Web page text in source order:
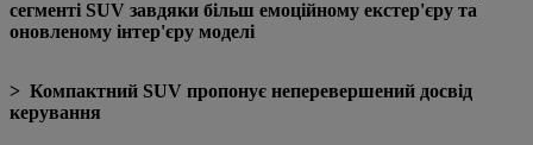
сегменті SUV завдяки більш емоційному екстер'єру та
оновленому інтер'єру моделі
> Компактний SUV пропонує неперевершений досвід
керування